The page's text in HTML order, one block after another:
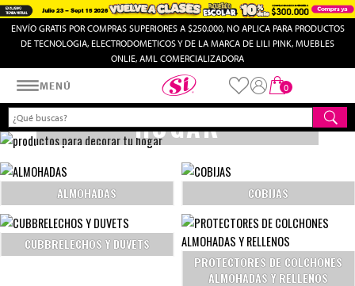
ENVÍO GRATIS POR COMPRAS SUPERIORES A $250.000, NO APLICA PARA PRODUCTOS
DE TECNOLOGIA, ELECTRODOMETICOS Y DE LA MARCA DE LILI PINK, MUEBLES
ONLIE, AML COMERCIALIZADORA
MENÚ
Almacenes SI
0
HOGAR
ALMOHADAS COBIJAS
CUBBRELECHOS Y DUVETS
PROTECTORES DE COLCHONES
ALMOHADAS Y RELLENOS